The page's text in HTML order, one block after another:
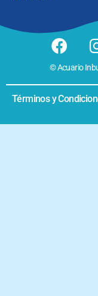
© Acuario
Términos y